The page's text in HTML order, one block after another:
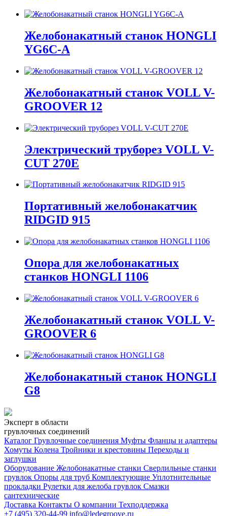
Желобонакатный станок HONGLI
YG6С-A
Желобонакатный станок VOLL V-
GROOVER 12
Электрический труборез VOLL V-
CUT 270E
Портативный желобонакатчик
RIDGID 915
Опора для желобонакатных
станков HONGLI 1106
Желобонакатный станок VOLL V-
GROOVER 6
Желобонакатный станок HONGLI
G8
Эксперт в области
грувлочных соединений
Каталог Грувлочные соединения Муфты Фланцы и адаптеры
Хомуты Колена Тройники и крестовины Переходы и
заглушки
Оборудование Желобонакатные станки Сверлильные станки
грувлок Опоры для труб Комплектующие Уплотнительные
прокладки Рулетки для желоба грувлок Смазки
сантехнические
Доставка Контакты О компании Техподдержка
+7 (495) 320-44-99 info@ledegroove.ru